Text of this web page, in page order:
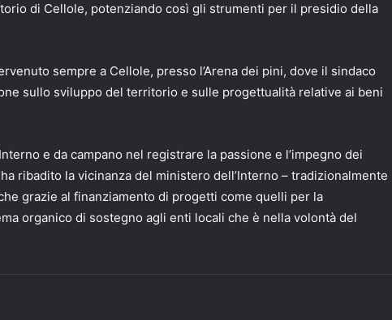
di Cellole, potenziando così gli strumenti per il presidio della
sempre a Cellole, presso l’Arena dei pini, dove il sindaco
sullo sviluppo del territorio e sulle progettualità relative ai beni
e da campano nel registrare la passione e l’impegno dei
ribadito la vicinanza del ministero dell’Interno – tradizionalmente
grazie al finanziamento di progetti come quelli per la
organico di sostegno agli enti locali che è nella volontà del